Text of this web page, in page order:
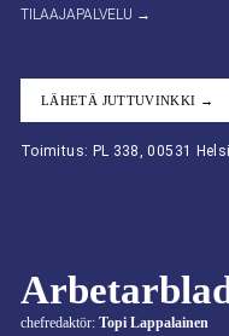
TILAAJAPALVELU →
LÄHETÄ JUTTUVINKKI →
Toimitus: PL 338, 00531
chefredaktör: Topi Lappalainen